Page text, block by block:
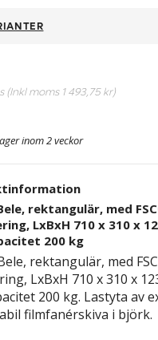
(Inkl moms 1 493,75 kr)
inom 2 veckor
rektangulär, med
LxBxH 710 x 310 x
200 kg
rektangulär, med
LxBxH 710 x 310 x
200 kg. Lastyta av
filmfanérskiva i björk.